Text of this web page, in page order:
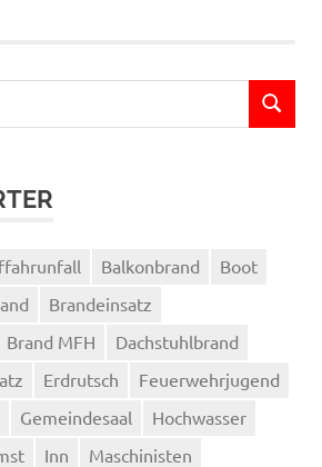
SUCHEN
Balkonbrand
Boot
Brandeinsatz
Brand MFH
Dachstuhlbrand
Erdrutsch
Feuerwehrjugend
Gemeindesaal
Hochwasser
Inn
Maschinisten